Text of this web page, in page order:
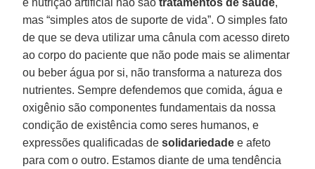
mas “simples atos de suporte de vida”. O simples fato
de que se deva utilizar uma cânula com acesso direto
ao corpo do paciente que não pode mais se alimentar
ou beber água por si, não transforma a natureza dos
nutrientes. Sempre defendemos que comida, água e
oxigênio são componentes fundamentais da nossa
condição de existência como seres humanos, e
expressões qualificadas desolidariedade e afeto
para com o outro. Estamos diante de uma tendência